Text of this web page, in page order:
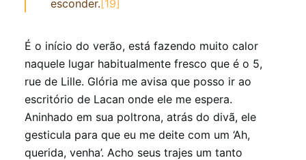
esconder. [19]
É o início do verão, está fazendo muito calor
naquele lugar habitualmente fresco que é o 5,
rue de Lille. Glória me avisa que posso ir ao
escritório de Lacan onde ele me espera.
Aninhado em sua poltrona, atrás do divã, ele
gesticula para que eu me deite com um ‘Ah,
querida, venha’. Acho seus trajes um tanto